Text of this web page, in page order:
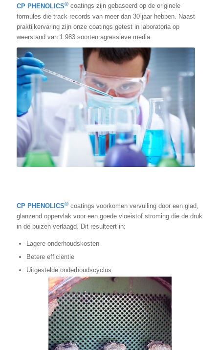
CP PHENOLICS®coatings zijn gebaseerd op de originele
formules die track records van meer dan 30 jaar hebben. Naast
praktijkervaring zijn onze coatings getest in laboratoria op
weerstand van 1.983 soorten agressieve media.
CP PHENOLICS®coatings voorkomen vervuiling door een glad,
glanzend oppervlak voor een goede vloeistof stroming die de druk
in de buizen verlaagd. Dit resulteert in:
Lagere onderhoudskosten
Betere efficiëntie
Uitgestelde onderhoudscyclus